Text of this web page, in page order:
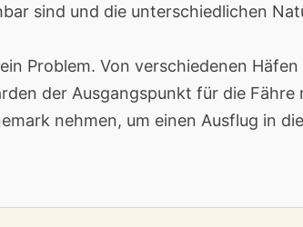
sind und die unterschiedlichen
Problem. Von verschiedenen
der Ausgangspunkt für die
nehmen, um einen Ausflug in